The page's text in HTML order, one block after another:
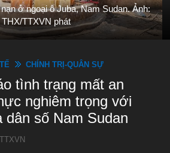
ở ngoại ô Juba, Nam Sudan. Ảnh:
THX/TTXVN phát
CHÍNH TRỊ-QUÂN SỰ
tình trạng mất an
nghiêm trọng với
số Nam Sudan
TTXVN